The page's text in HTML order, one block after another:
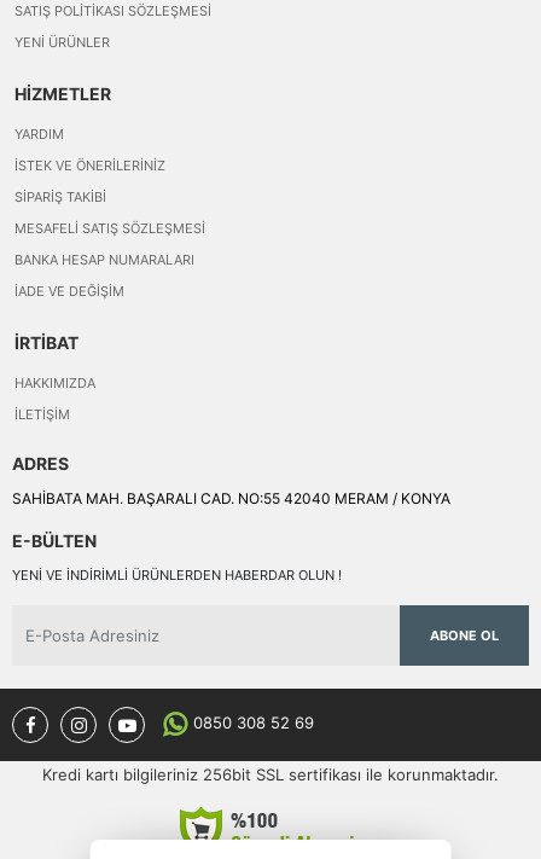
SATIŞ POLITIKASI SÖZLEŞMESI
YENI ÜRÜNLER
HİZMETLER
YARDIM
İSTEK VE ÖNERILERINIZ
SIPARIŞ TAKIBI
MESAFELI SATIŞ SÖZLEŞMESI
BANKA HESAP NUMARALARI
İADE VE DEĞIŞIM
İRTİBAT
HAKKIMIZDA
İLETIŞIM
ADRES
SAHİBATA MAH. BAŞARALI CAD. NO:55 42040 MERAM / KONYA
E-BÜLTEN
YENI VE INDIRIMLI ÜRÜNLERDEN HABERDAR OLUN !
ABONE OL
0850 308 52 69
Kredi kartı bilgileriniz 256bit SSL sertifikası ile korunmaktadır.